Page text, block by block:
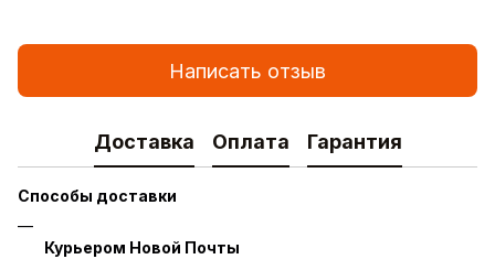
Написать отзыв
Доставка Оплата Гарантия
Способы доставки
Курьером Новой Почты